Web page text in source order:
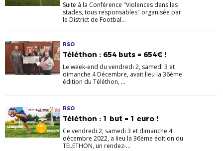
Suite à la Conférence "Violences dans les
stades, tous responsables" organisée par
le District de Footbal...
RSO
Téléthon : 654 buts = 654€ !
Le week-end du vendredi 2, samedi 3 et
dimanche 4 Décembre, avait lieu la 36ème
édition du Téléthon, ...
RSO
Téléthon : 1 but = 1 euro !
Ce vendredi 2, samedi 3 et dimanche 4
décembre 2022, a lieu la 36ème édition du
TELETHON, un rendez-...